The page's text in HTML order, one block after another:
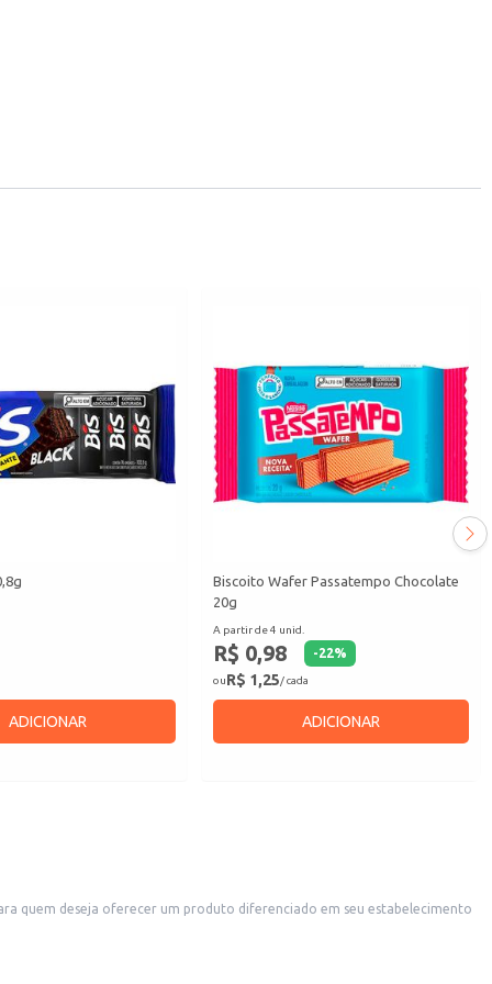
ADICIONAR
Biscoito Wafer Passatempo Chocolate
20g
A partir de 4 unid.
R$ 0,98 -22%
ouR$ 1,25/ cada
ADICIONAR
quem deseja oferecer um produto diferenciado em seu estabelecimento